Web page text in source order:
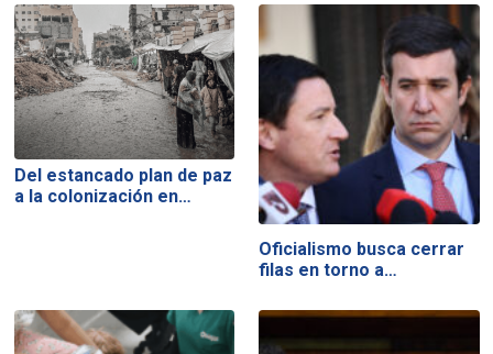
Del estancado plan de paz
a la colonización en…
Oficialismo busca cerrar
filas en torno a…